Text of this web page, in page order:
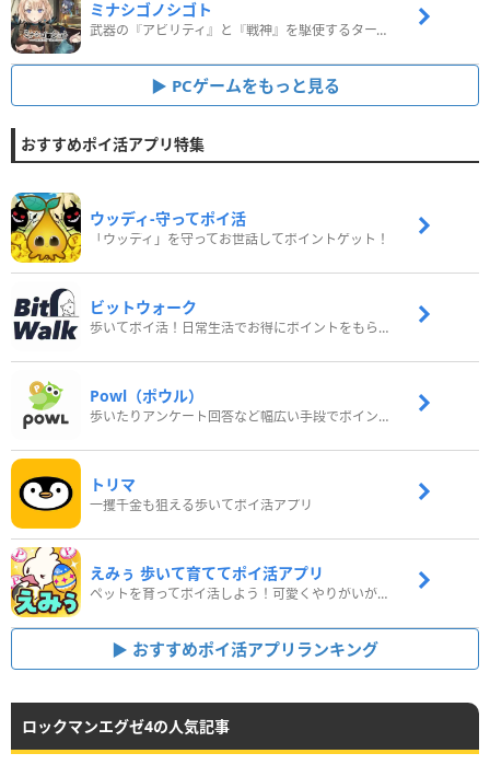
ミナシゴノシゴト
武器の『アビリティ』と『戦神』を駆使するターン制コマンドバトルRPG！
PCゲームをもっと見る
おすすめポイ活アプリ特集
ウッディ‐守ってポイ活
「ウッディ」を守ってお世話してポイントゲット！
ビットウォーク
歩いてポイ活！日常生活でお得にポイントをもらおう
Powl（ポウル）
歩いたりアンケート回答など幅広い手段でポイントをゲット
トリマ
一攫千金も狙える歩いてポイ活アプリ
えみぅ 歩いて育ててポイ活アプリ
ペットを育ってポイ活しよう！可愛くやりがいがある新感覚アプリ
おすすめポイ活アプリランキング
ロックマンエグゼ4の人気記事